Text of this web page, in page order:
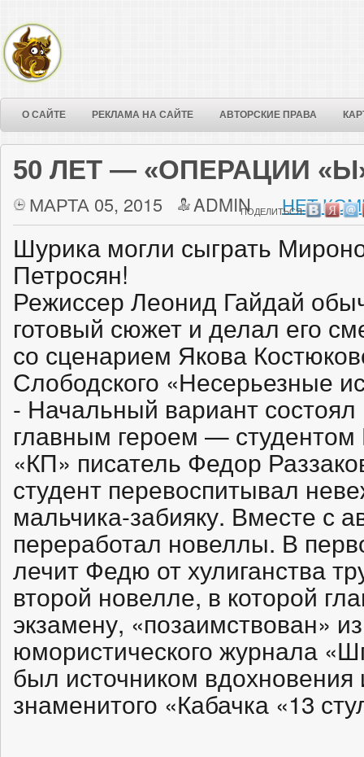
О САЙТЕ РЕКЛАМА НА САЙТЕ АВТОРСКИЕ ПРАВА
50 ЛЕТ — «ОПЕРАЦИИ
МАРТА 05, 2015 ADMIN НЕТ
ПОДЕЛИТЬСЯ:
Шурика могли сыграть
Петросян!
Режиссер Леонид Гайдай
готовый сюжет и делал его
со сценарием Якова
Слободского «Несерьезные
- Начальный вариант состоял
главным героем —
«КП» писатель Федор
студент перевоспитывал
мальчика-забияку. Вместе с
переработал новеллы. В
лечит Федю от хулиганства
второй новелле, в которой
экзамену, «позаимствован»
юмористического журнала
был источником вдохновения
знаменитого «Кабачка «13